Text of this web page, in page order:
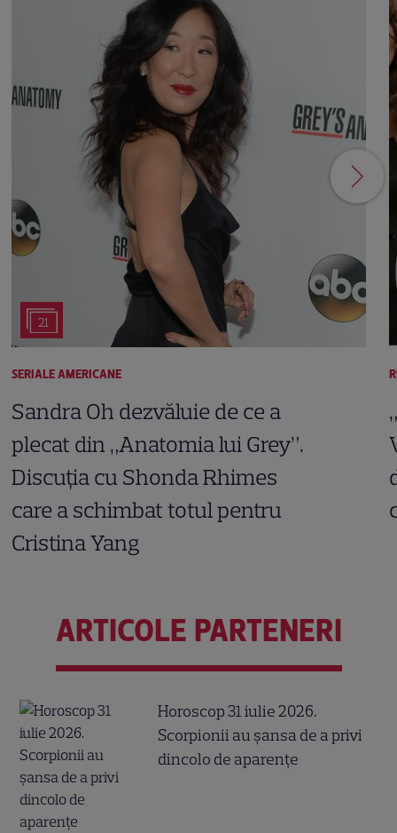
21
SERIALE AMERICANE
Sandra Oh dezvăluie de ce a
plecat din „Anatomia lui Grey”.
Discuția cu Shonda Rhimes
care a schimbat totul pentru
Cristina Yang
ARTICOLE PARTENERI
Horoscop 31 iulie 2026.
Scorpionii au șansa de a privi
dincolo de aparențe